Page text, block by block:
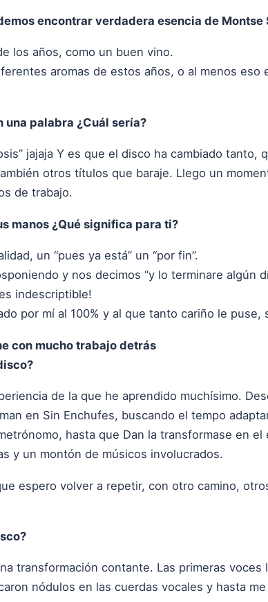
encontrar verdadera esencia de Montse
los años, como un buen vino.
aromas de estos años, o al menos eso
palabra ¿Cuál sería?
jajaja Y es que el disco ha cambiado tanto,
otros títulos que baraje. Llego un
de trabajo.
manos ¿Qué significa para ti?
un “pues ya está” un “por fin”.
y nos decimos “y lo terminare algún
indescriptible!
por mí al 100% y al que tanto cariño le puse,
con mucho trabajo detrás
de la que he aprendido muchísimo.
en Sin Enchufes, buscando el tempo
hasta que Dan la transformase en el
y un montón de músicos involucrados.
espero volver a repetir, con otro camino,
transformación contante. Las primeras voces
nódulos en las cuerdas vocales y hasta